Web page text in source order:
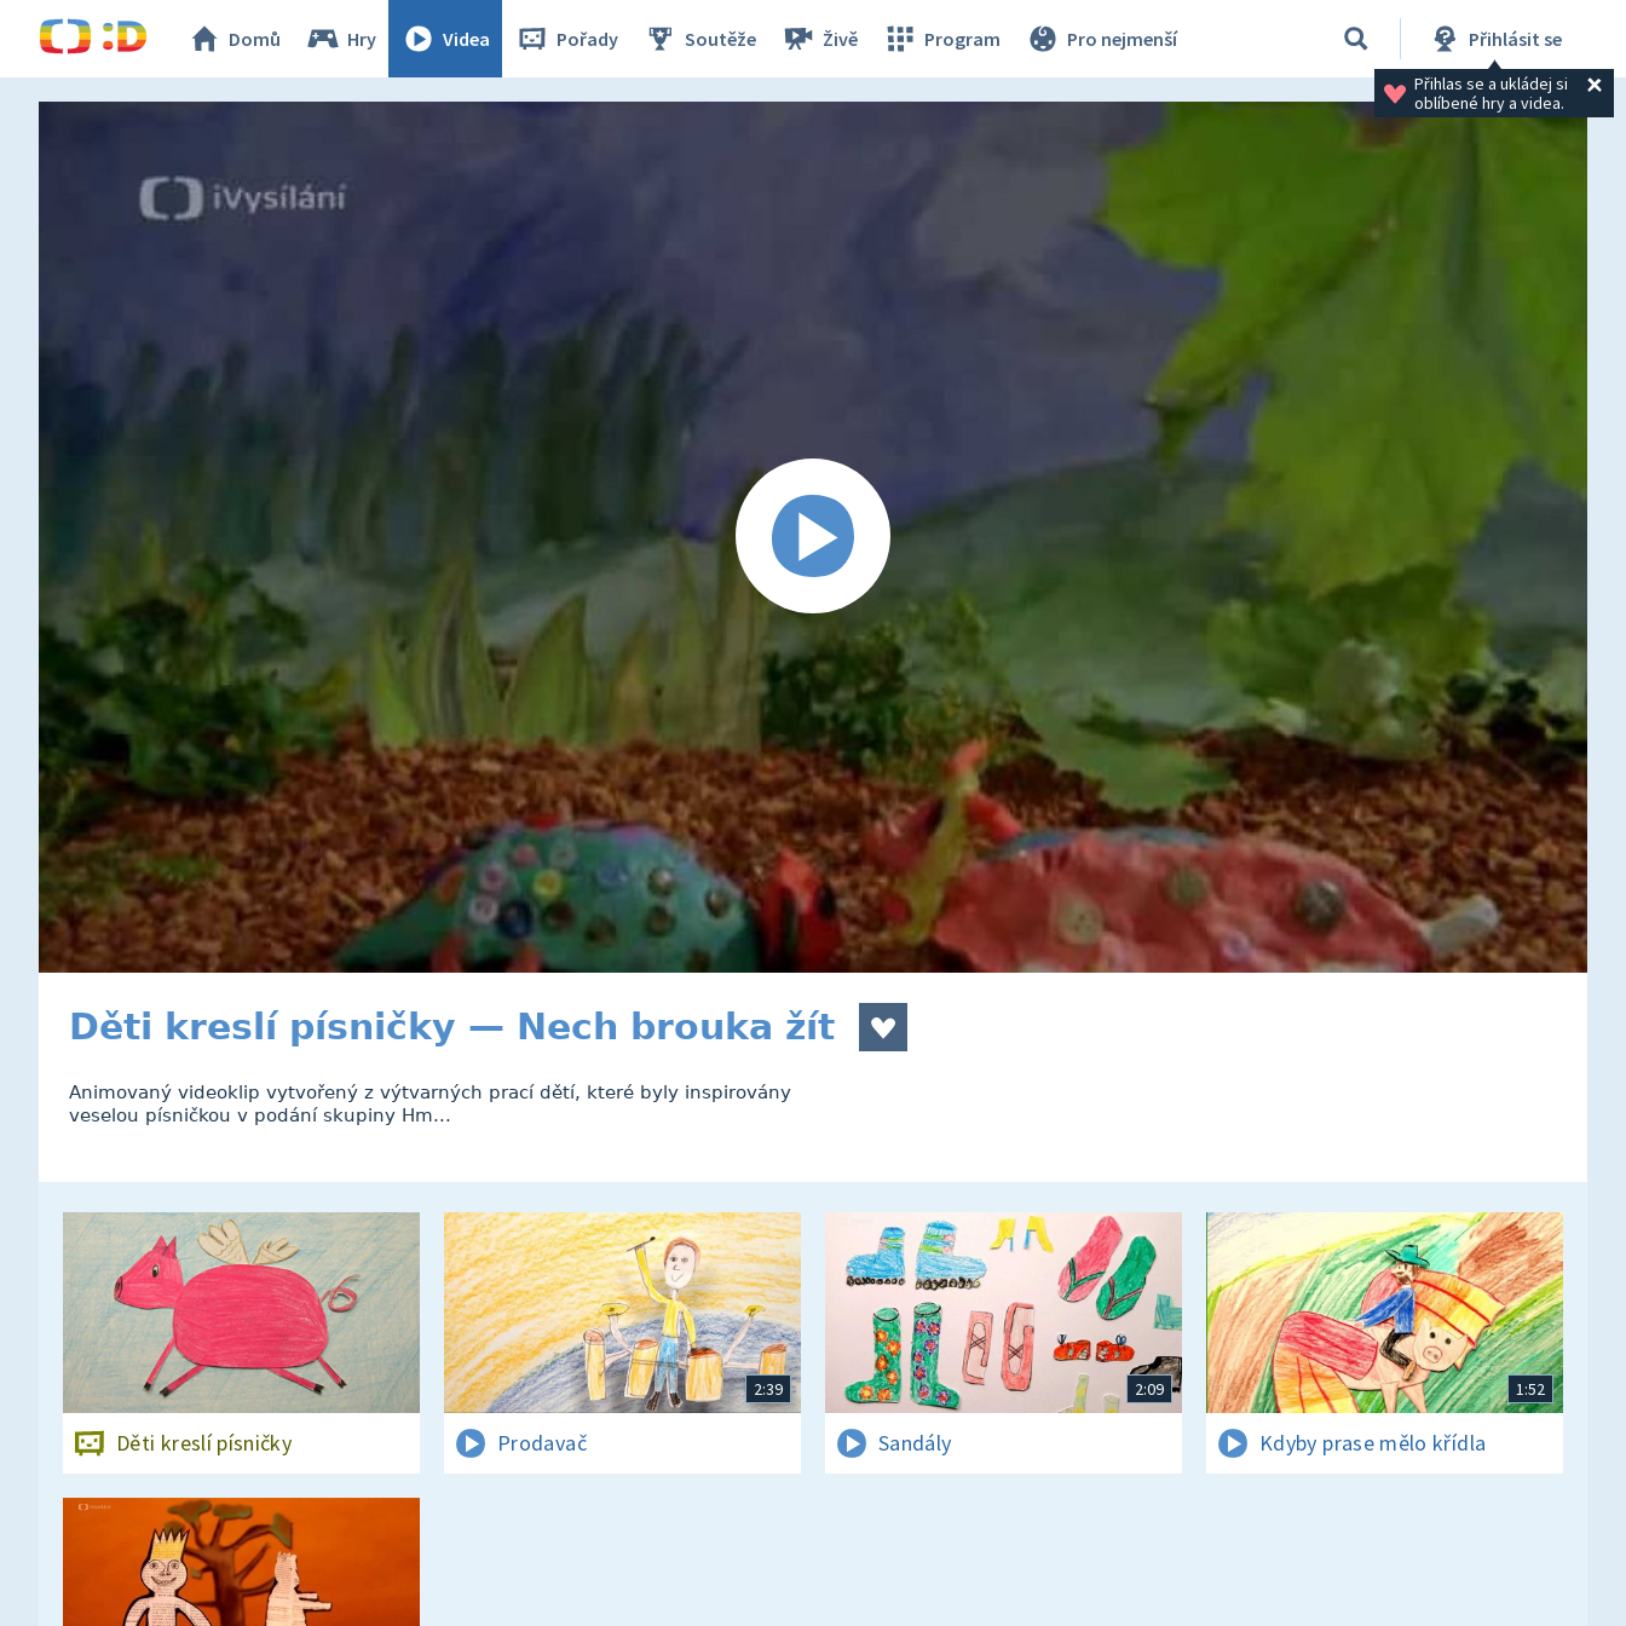
Domů Hry Videa Pořady Soutěže Živě Program Pro nejmenší Přihlásit se
Přihlas se a ukládej si
oblíbené hry a videa.
Děti kreslí písničky — Nech brouka žít
Animovaný videoklip vytvořený z výtvarných prací dětí, které byly inspirovány
veselou písničkou v podání skupiny Hm...
Děti kreslí písničky
2:39
Prodavač
2:09
Sandály
1:52
Kdyby prase mělo křídla